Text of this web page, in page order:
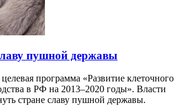
пушной державы
программа «Развитие клеточного
в РФ на 2013–2020 годы». Власти
стране славу пушной державы.